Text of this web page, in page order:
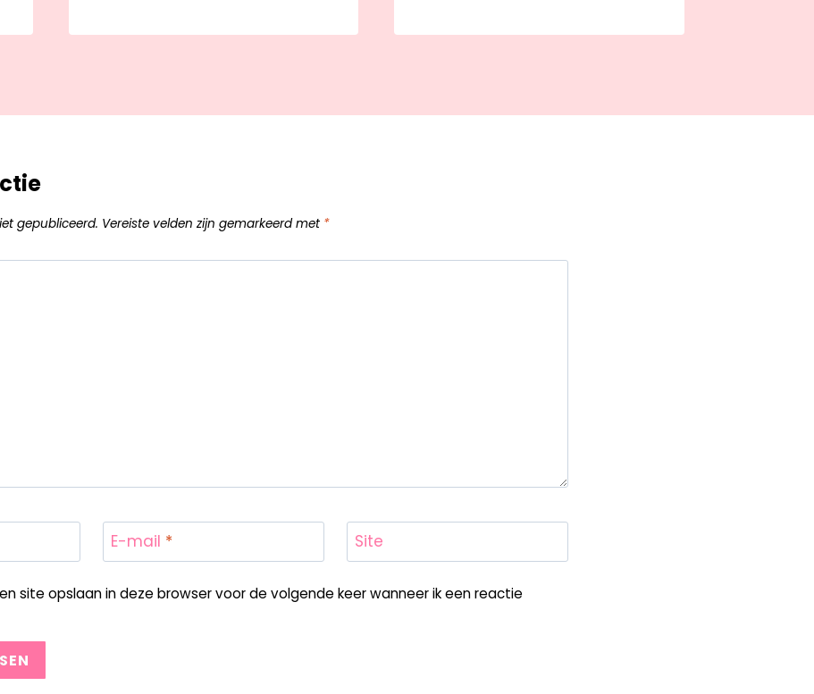
gepubliceerd. Vereiste velden zijn gemarkeerd met *
E-mail * Site
site opslaan in deze browser voor de volgende keer wanneer ik een reactie